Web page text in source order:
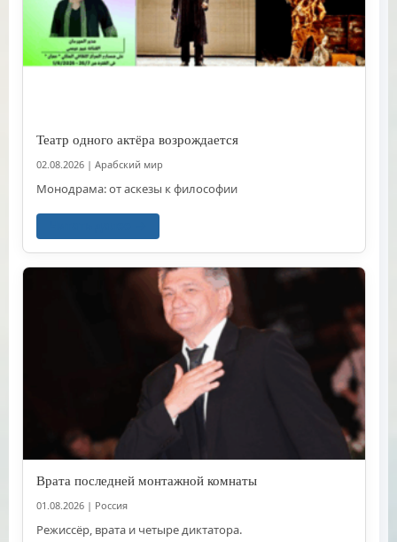
Театр одного актёра возрождается
02.08.2026 | Арабский мир
Монодрама: от аскезы к философии
Врата последней монтажной комнаты
01.08.2026 | Россия
Режиссёр, врата и четыре диктатора.